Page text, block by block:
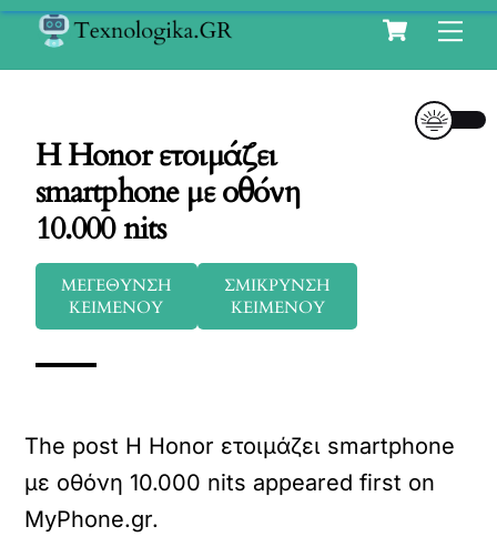
Skip
Cart
Η Honor ετοιμάζει
smartphone με οθόνη
10.000 nits
ΜΕΓΕΘΥΝΣΗ
ΚΕΙΜΕΝΟΥ
ΣΜΙΚΡΥΝΣΗ
ΚΕΙΜΕΝΟΥ
The post Η Honor ετοιμάζει smartphone
με οθόνη 10.000 nits appeared first on
MyPhone.gr.